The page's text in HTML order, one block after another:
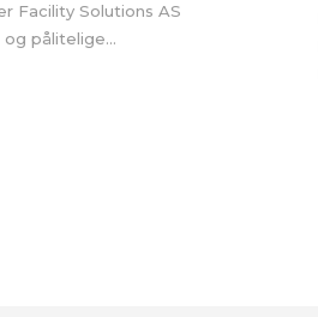
Facility Solutions AS
pålitelige...